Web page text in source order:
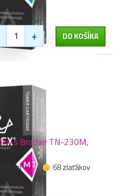
+ DO KOŠÍKA
s Brother TN-230M,
stran
68 zlaťákov